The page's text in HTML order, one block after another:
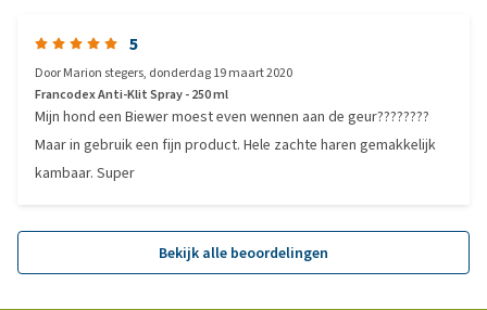
5
DoorMarion stegers, donderdag 19 maart 2020
Francodex Anti-Klit Spray - 250 ml
Mijn hond een Biewer moest even wennen aan de geur????????
Maar in gebruik een fijn product. Hele zachte haren gemakkelijk
kambaar. Super
Bekijk alle beoordelingen